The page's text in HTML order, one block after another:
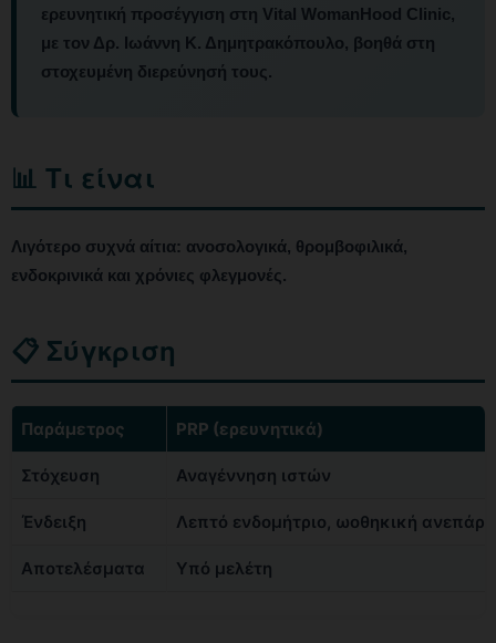
ερευνητική προσέγγιση στη Vital WomanHood Clinic,
με τον Δρ. Ιωάννη Κ. Δημητρακόπουλο, βοηθά στη
στοχευμένη διερεύνησή τους.
📊 Τι είναι
Λιγότερο συχνά αίτια: ανοσολογικά, θρομβοφιλικά,
ενδοκρινικά και χρόνιες φλεγμονές.
📋 Σύγκριση
Παράμετρος PRP (ερευνητικά)
Στόχευση Αναγέννηση ιστών
Ένδειξη Λεπτό ενδομήτριο, ωοθηκική
Αποτελέσματα Υπό μελέτη